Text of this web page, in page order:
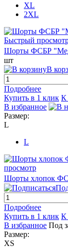
XL
2XL
Быстрый
Шорты ФСБР
шт
В
Подробнее
Купить в 1 клик К
В избранное
Размер:
L
L
просмотр
Шорты хлопок
Подробнее
Купить в 1 клик К
В избранное Под
Размер:
XS